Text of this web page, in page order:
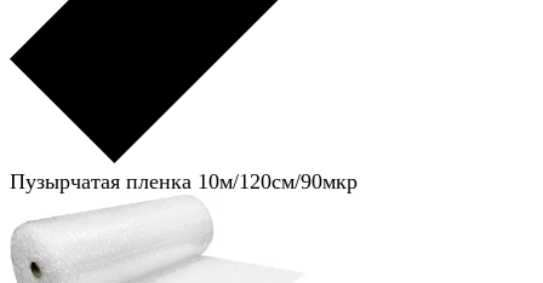
Пузырчатая пленка 10м/120см/90мкр